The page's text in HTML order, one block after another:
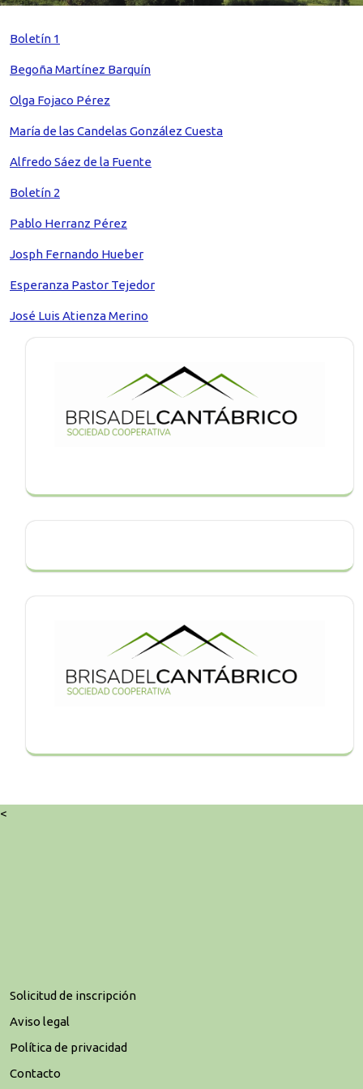
Boletín 1
Begoña Martínez Barquín
Olga Fojaco Pérez
María de las Candelas González Cuesta
Alfredo Sáez de la Fuente
Boletín 2
Pablo Herranz Pérez
Josph Fernando Hueber
Esperanza Pastor Tejedor
José Luis Atienza Merino
<
Solicitud de inscripción
Aviso legal
Política de privacidad
Contacto